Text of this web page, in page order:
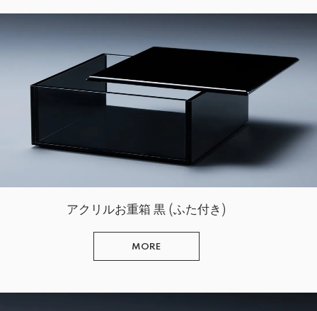
アクリルお重箱 黒 (ふた付き)
MORE